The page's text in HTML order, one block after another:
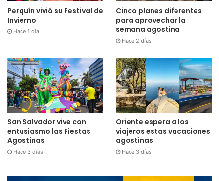
Perquín vivió su Festival de
Invierno
Hace 1 día
Cinco planes diferentes
para aprovechar la
semana agostina
Hace 2 días
San Salvador vive con
entusiasmo las Fiestas
Agostinas
Hace 3 días
Oriente espera a los
viajeros estas vacaciones
agostinas
Hace 3 días